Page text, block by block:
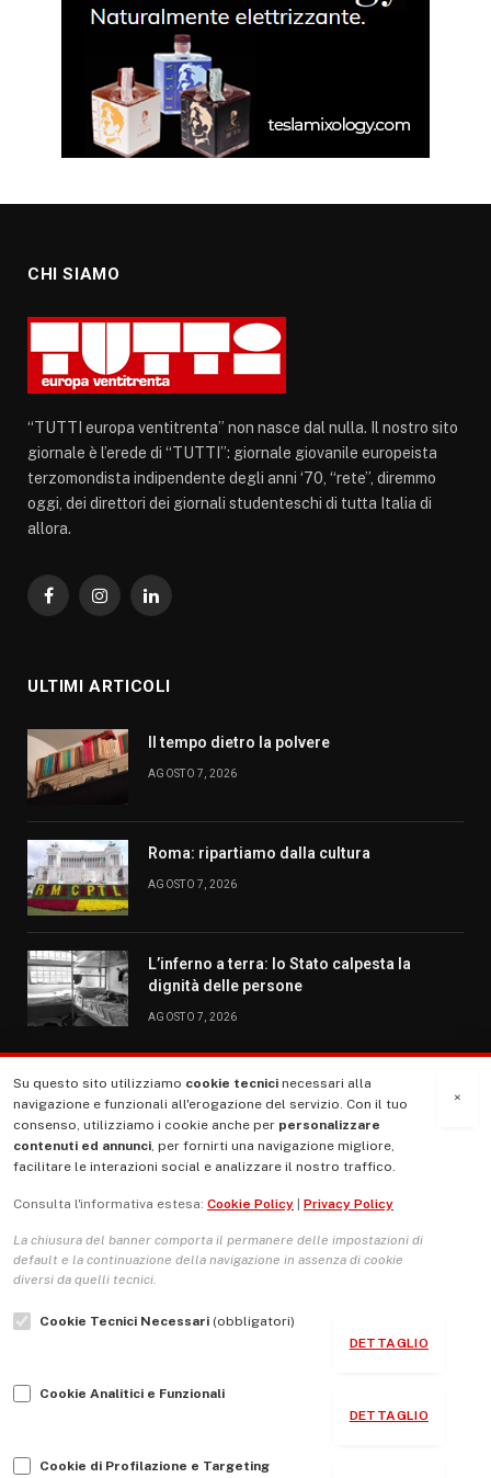
CHI SIAMO
“TUTTI europa ventitrenta” non nasce dal nulla. Il nostro sito
giornale è l’erede di “TUTTI”: giornale giovanile europeista
terzomondista indipendente degli anni ‘70, “rete”, diremmo
oggi, dei direttori dei giornali studenteschi di tutta Italia di
allora.
FacebookInstagramLinkedIn
ULTIMI ARTICOLI
Il tempo dietro la polvere
AGOSTO 7, 2026
Roma: ripartiamo dalla cultura
AGOSTO 7, 2026
L’inferno a terra: lo Stato calpesta la
dignità delle persone
AGOSTO 7, 2026
MENU
La Nostra Storia
Le Copertine
L’Associazione
Indirizzo Socio Politico Culturale
Guida per le autrici e gli autori
×
Su questo sito utilizziamo cookie tecnici necessari alla
navigazione e funzionali all'erogazione del servizio. Con il tuo
consenso, utilizziamo i cookie anche per personalizzare
contenuti ed annunci, per fornirti una navigazione migliore,
facilitare le interazioni social e analizzare il nostro traffico.
Consulta l'informativa estesa: Cookie Policy Privacy Policy
La chiusura del banner comporta il permanere delle impostazioni di
default e la continuazione della navigazione in assenza di cookie
diversi da quelli tecnici.
Cookie Tecnici Necessari (obbligatori)
DETTAGLIO
Cookie Analitici e Funzionali
DETTAGLIO
Cookie di Profilazione e Targeting